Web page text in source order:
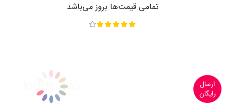
تمامی قیمت‌ها بروز می‌باشد
ارسال
رایگان